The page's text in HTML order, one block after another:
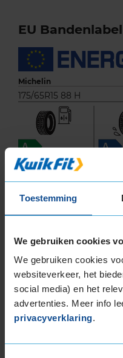
Toestemming
We gebruiken cookies
We gebruiken cookies
websiteverkeer, het
social media) en het
advertenties. Meer info
privacyverklaring.
EU Bandenlabel
Michelin
175/65R15 88 H
B
A
Deze band is
brandstofefficiëntie-